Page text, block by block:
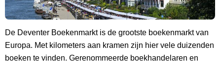
De Deventer Boekenmarkt is de grootste boekenmarkt van
Europa. Met kilometers aan kramen zijn hier vele duizenden
boeken te vinden. Gerenommeerde boekhandelaren en